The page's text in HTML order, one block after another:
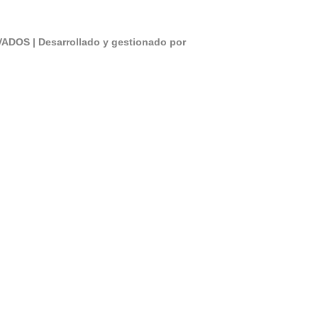
| Desarrollado y gestionado por